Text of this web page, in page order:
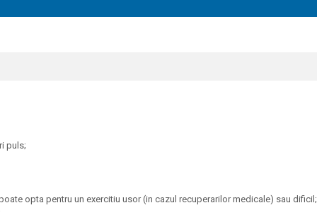
puls;
opta pentru un exercitiu usor (in cazul recuperarilor medicale) sau dificil;